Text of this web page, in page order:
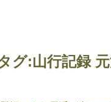
グ:山行記録